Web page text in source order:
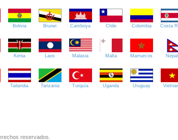
Bolivia Brunei Camboya Chile Colombia Costa
Kenia Laos Malasia Malta Marruecos Nepal
Tailandia Tanzania Turquía Uganda Uruguay
reservados.